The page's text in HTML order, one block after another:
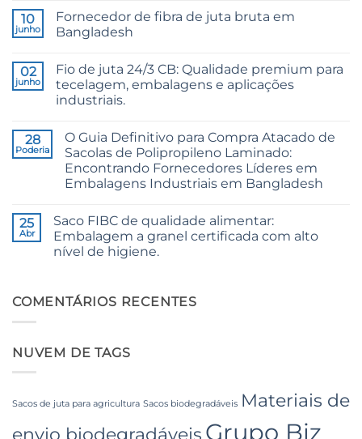
em
CB
Grade
The
Technical
2026
Guide
and
36/4
Configurations
10
junho
Fornecedor de fibra de juta bruta em
Bangladesh
em
Raw
Jute
Fibre
02
junho
Fio de juta 24/3 CB: Qualidade premium para
tecelagem, embalagens e aplicações
industriais.
em
24/3
CB
Grade
Jute
Yarn:
for
Weaving,
Packaging
and
28
Poderia
O Guia Definitivo para Compra Atacado de
Sacolas de Polipropileno Laminado:
Encontrando Fornecedores Líderes em
Embalagens Industriais em Bangladesh
em
The
Ultimate
Guide
Woven
Bags
a
Premier
in
Bangladesh
25
Abr
Saco FIBC de qualidade alimentar:
Embalagem a granel certificada com alto
nível de higiene.
Food
Grade
High-
COMENTÁRIOS RECENTES
NUVEM DE TAGS
Sacos de juta para agricultura Sacos biodegradáveis Materiais de
envio biodegradáveis Grupo Biz